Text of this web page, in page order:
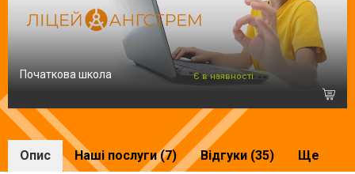
Початкова школа Є в наявності
Опис Наші послуги (7) Відгуки (35) Ще